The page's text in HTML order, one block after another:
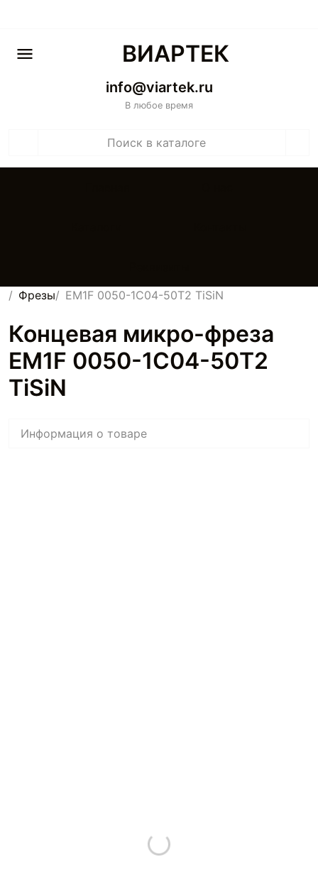
ВИАРТЕК
info@viartek.ru
В любое время
Фрезы
EM1F 0050-1C04-50T2 TiSiN
Концевая микро-фреза
EM1F 0050-1C04-50T2
TiSiN
Информация о товаре